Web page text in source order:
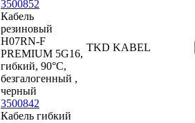
3500852
Кабель
резиновый
H07RN-F
PREMIUM 5G16,
гибкий, 90°C,
безгалогенный ,
черный
TKD KABEL
3500842
Кабель гибкий